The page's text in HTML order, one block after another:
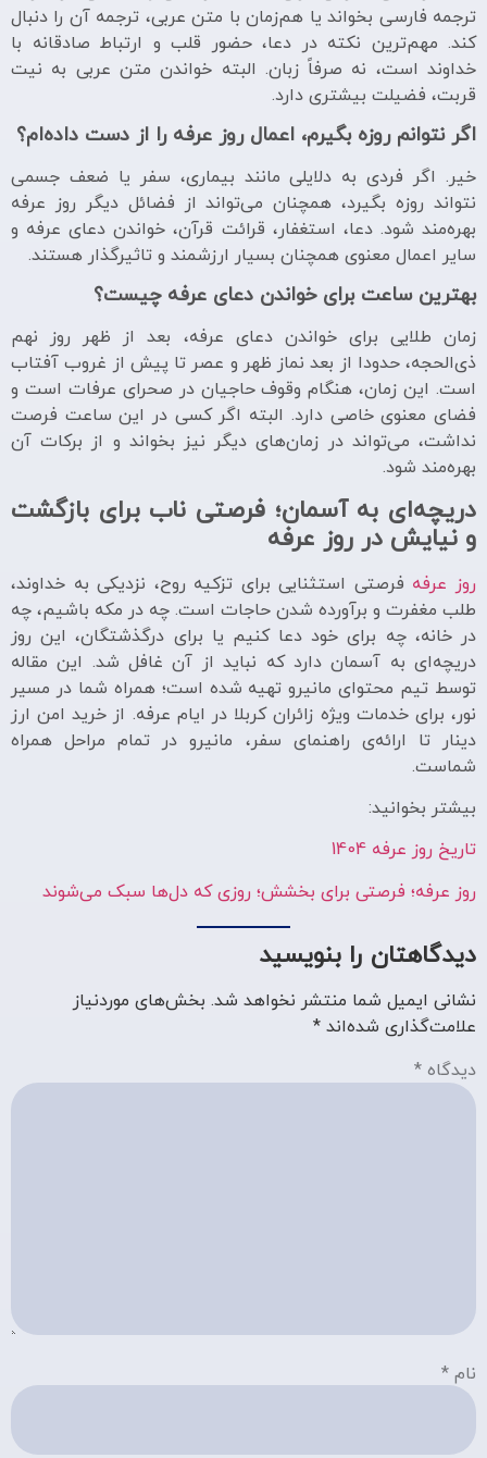
ترجمه فارسی بخواند یا هم‌زمان با متن عربی، ترجمه آن را دنبال
کند. مهم‌ترین نکته در دعا، حضور قلب و ارتباط صادقانه با
خداوند است، نه صرفاً زبان. البته خواندن متن عربی به نیت
قربت، فضیلت بیشتری دارد.
اگر نتوانم روزه بگیرم، اعمال روز عرفه را از دست داده‌ام؟
خیر. اگر فردی به دلایلی مانند بیماری، سفر یا ضعف جسمی
نتواند روزه بگیرد، همچنان می‌تواند از فضائل دیگر روز عرفه
بهره‌مند شود. دعا، استغفار، قرائت قرآن، خواندن دعای عرفه و
سایر اعمال معنوی همچنان بسیار ارزشمند و تاثیرگذار هستند.
بهترین ساعت برای خواندن دعای عرفه چیست؟
زمان طلایی برای خواندن دعای عرفه، بعد از ظهر روز نهم
ذی‌الحجه، حدودا از بعد نماز ظهر و عصر تا پیش از غروب آفتاب
است. این زمان، هنگام وقوف حاجیان در صحرای عرفات است و
فضای معنوی خاصی دارد. البته اگر کسی در این ساعت فرصت
نداشت، می‌تواند در زمان‌های دیگر نیز بخواند و از برکات آن
بهره‌مند شود.
دریچه‌ای به آسمان؛ فرصتی ناب برای بازگشت
و نیایش در روز عرفه
روز عرفه فرصتی استثنایی برای تزکیه روح، نزدیکی به خداوند،
طلب مغفرت و برآورده شدن حاجات است. چه در مکه باشیم، چه
در خانه، چه برای خود دعا کنیم یا برای درگذشتگان، این روز
دریچه‌ای به آسمان دارد که نباید از آن غافل شد. این مقاله
توسط تیم محتوای مانیرو تهیه شده است؛ همراه شما در مسیر
نور، برای خدمات ویژه زائران کربلا در ایام عرفه. از خرید امن ارز
دینار تا ارائه‌ی راهنمای سفر، مانیرو در تمام مراحل همراه
شماست.
بیشتر بخوانید:
تاریخ روز عرفه 1404
روز عرفه؛ فرصتی برای بخشش؛ روزی که دل‌ها سبک می‌شوند
دیدگاهتان را بنویسید
نشانی ایمیل شما منتشر نخواهد شد. بخش‌های موردنیاز
علامت‌گذاری شده‌اند *
دیدگاه *
نام *